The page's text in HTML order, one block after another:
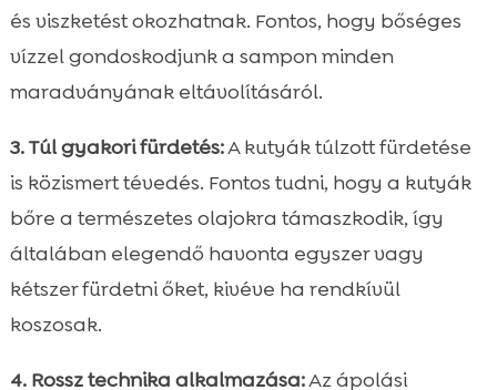
és viszketést okozhatnak. Fontos, hogy bőséges
vízzel gondoskodjunk a sampon minden
maradványának eltávolításáról.
3. Túl gyakori fürdetés:A kutyák túlzott fürdetése
is közismert tévedés. Fontos tudni, hogy a kutyák
bőre a természetes olajokra támaszkodik, így
általában elegendő havonta egyszer vagy
kétszer fürdetni őket, kivéve ha rendkívül
koszosak.
4. Rossz technika alkalmazása:Az ápolási